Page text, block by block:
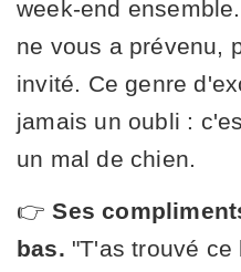
week-end
ne vous a prévenu,
invité. Ce genre
jamais un oubli :
un mal de chien.
👉Ses
bas. "T'as trouvé ce